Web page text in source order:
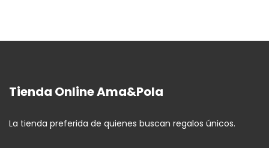
Tienda Online Ama&Pola
La tienda preferida de quienes buscan regalos únicos.